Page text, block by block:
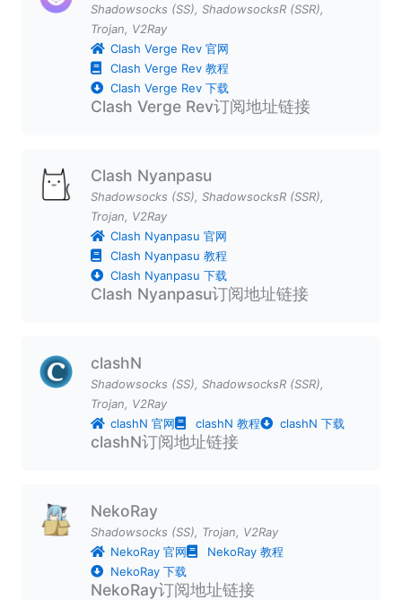
Shadowsocks (SS), ShadowsocksR (SSR),
Trojan, V2Ray
Clash Verge Rev 官网
Clash Verge Rev 教程
Clash Verge Rev 下载
Clash Verge Rev订阅地址链接
Clash Nyanpasu
Shadowsocks (SS), ShadowsocksR (SSR),
Trojan, V2Ray
Clash Nyanpasu 官网
Clash Nyanpasu 教程
Clash Nyanpasu 下载
Clash Nyanpasu订阅地址链接
clashN
Shadowsocks (SS), ShadowsocksR (SSR),
Trojan, V2Ray
clashN 官网
clashN 教程 clashN 下载
clashN订阅地址链接
NekoRay
Shadowsocks (SS), Trojan, V2Ray
NekoRay 官网
NekoRay 教程
NekoRay 下载
NekoRay订阅地址链接